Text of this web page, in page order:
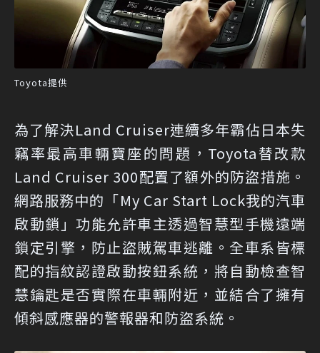
Toyota提供
為了解決Land Cruiser連續多年霸佔日本失
竊率最高車輛寶座的問題，Toyota替改款
Land Cruiser 300配置了額外的防盜措施。
網路服務中的「My Car Start Lock我的汽車
啟動鎖」功能允許車主透過智慧型手機遠端
鎖定引擎，防止盜賊駕車逃離。全車系皆標
配的指紋認證啟動按鈕系統，將自動檢查智
慧鑰匙是否實際在車輛附近，並結合了擁有
傾斜感應器的警報器和防盜系統。